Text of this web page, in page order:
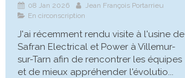
08 Jan 2026
Jean François Portarrieu
En circonscription
J'ai récemment rendu visite à l'usine de
Safran Electrical et Power à Villemur-
sur-Tarn afin de rencontrer les équipes
et de mieux appréhender l'évolutio...